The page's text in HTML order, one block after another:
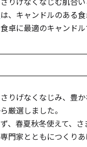
は、キャンドルのある
卓に最適のキャンドル
りげなくなじみ、豊
厳選しました。
、春夏秋冬使えて、
門家とともにつくりあ